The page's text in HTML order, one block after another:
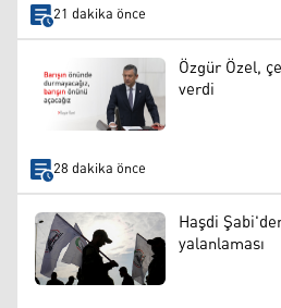
21 dakika önce
Özgür Özel,
verdi
28 dakika önce
Haşdi
yalanlaması